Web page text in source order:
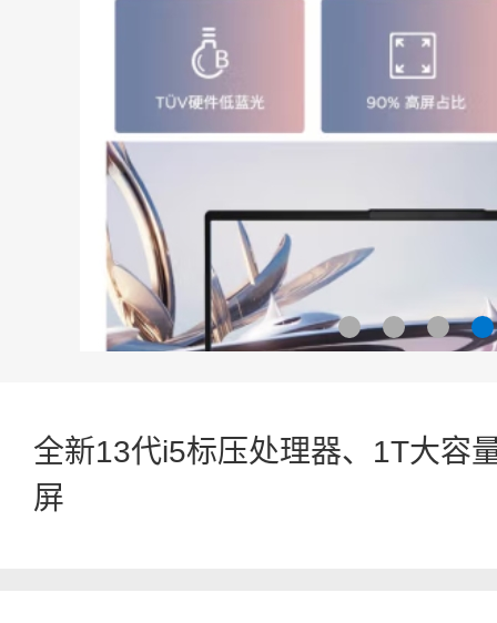
全新13代i5标压处理器、1T大容
屏